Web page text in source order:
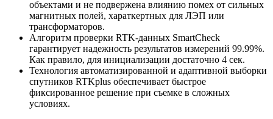
объектами и не подвержена влиянию помех от сильных
магнитных полей, хараткертных для ЛЭП или
трансформаторов.
Алгоритм проверки RTK-данных SmartCheck
гарантирует надежность результатов измерений 99.99%.
Как правило, для инициализации достаточно 4 сек.
Технология автоматизированной и адаптивной выборки
спутников RTKplus обеспечивает быстрое
фиксированное решение при съемке в сложных
условиях.